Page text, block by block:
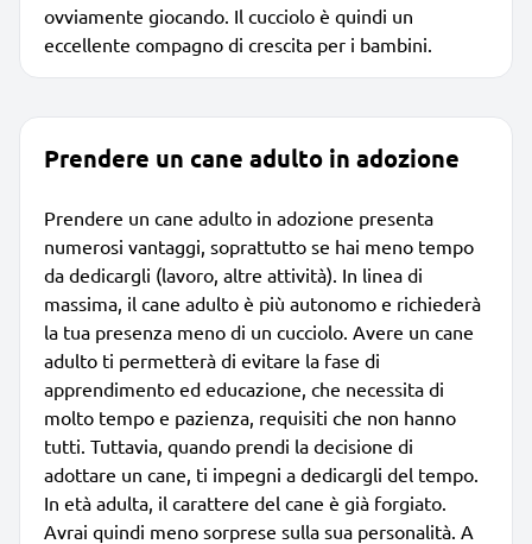
ovviamente giocando. Il cucciolo è quindi un
eccellente compagno di crescita per i bambini.
Prendere un cane adulto in adozione
Prendere un cane adulto in adozione presenta
numerosi vantaggi, soprattutto se hai meno tempo
da dedicargli (lavoro, altre attività). In linea di
massima, il cane adulto è più autonomo e richiederà
la tua presenza meno di un cucciolo. Avere un cane
adulto ti permetterà di evitare la fase di
apprendimento ed educazione, che necessita di
molto tempo e pazienza, requisiti che non hanno
tutti. Tuttavia, quando prendi la decisione di
adottare un cane, ti impegni a dedicargli del tempo.
In età adulta, il carattere del cane è già forgiato.
Avrai quindi meno sorprese sulla sua personalità. A